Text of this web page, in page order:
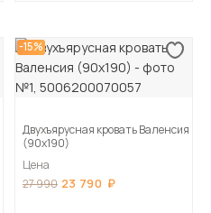
-15%
Двухъярусная кровать Валенсия
(90х190)
Цена
27 990 23 790